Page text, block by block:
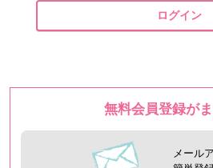
ログイン
無料会員登録が
メール